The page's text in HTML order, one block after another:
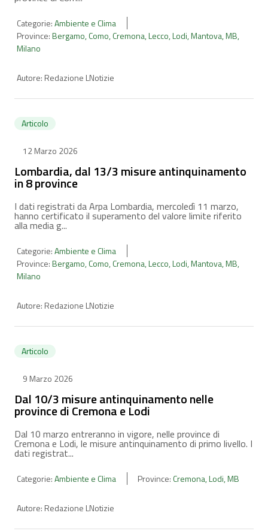
Categorie:Ambiente e Clima
Province:Bergamo,Como,Cremona,Lecco,Lodi,Mantova,MB,
Milano
Autore: Redazione LNotizie
Articolo
12 Marzo 2026
Lombardia, dal 13/3 misure antinquinamento
in 8 province
I dati registrati da Arpa Lombardia, mercoledì 11 marzo,
hanno certificato il superamento del valore limite riferito
alla media g...
Categorie:Ambiente e Clima
Province:Bergamo,Como,Cremona,Lecco,Lodi,Mantova,MB,
Milano
Autore: Redazione LNotizie
Articolo
9 Marzo 2026
Dal 10/3 misure antinquinamento nelle
province di Cremona e Lodi
Dal 10 marzo entreranno in vigore, nelle province di
Cremona e Lodi, le misure antinquinamento di primo livello. I
dati registrat...
Categorie:Ambiente e Clima Province:Cremona,Lodi,MB
Autore: Redazione LNotizie